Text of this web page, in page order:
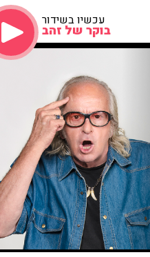
עכשיו בשידור
בוקר של זהב